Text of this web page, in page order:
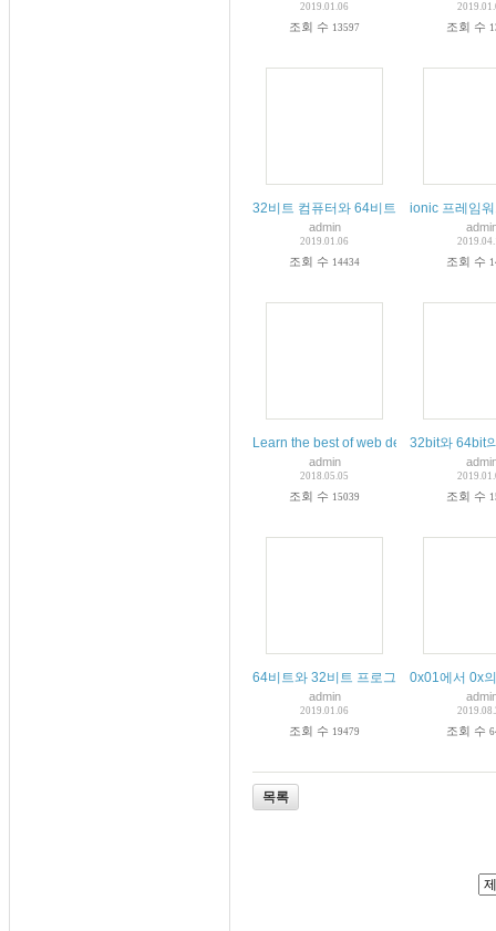
2019.01.06
조회 수 13597 조회 수
32비트 컴퓨터와 64비트 컴퓨터의 차이점
admin
2019.01.06
조회 수 14434
ionic 프레임
조회 수
Learn the best of web development
admin
2018.05.05
조회 수 15039
32bit와 64bit
조회 수
64비트와 32비트 프로그래밍
admin
2019.01.06
조회 수 19479
0x01에서 0x
조회 수
목록